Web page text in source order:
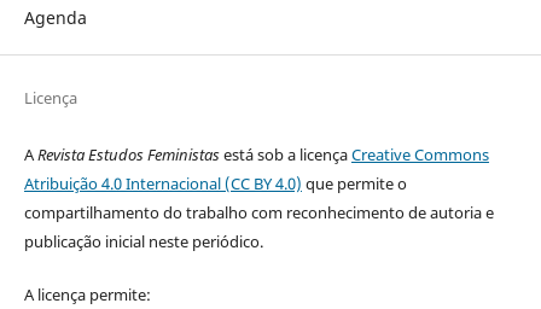
Agenda
Licença
ARevista Estudos Feministasestá sob a licençaCreative Commons
Atribuição 4.0 Internacional (CC BY 4.0) que permite o
compartilhamento do trabalho com reconhecimento de autoria e
publicação inicial neste periódico.
A licença permite: